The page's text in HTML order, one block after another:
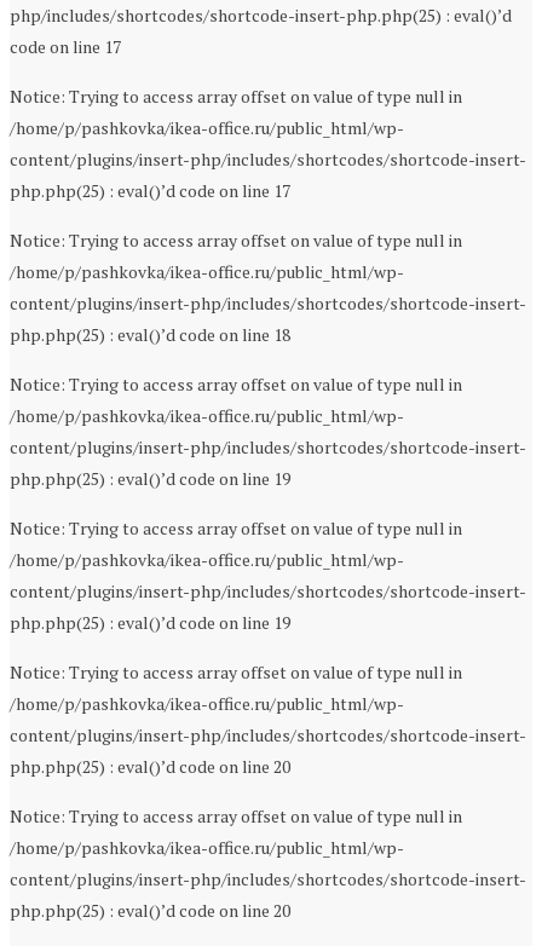
php/includes/shortcodes/shortcode-insert-php.php(25) : eval()’d
code on line 17
Notice: Trying to access array offset on value of type null in
/home/p/pashkovka/ikea-office.ru/public_html/wp-
content/plugins/insert-php/includes/shortcodes/shortcode-insert-
php.php(25) : eval()’d code on line 17
Notice: Trying to access array offset on value of type null in
/home/p/pashkovka/ikea-office.ru/public_html/wp-
content/plugins/insert-php/includes/shortcodes/shortcode-insert-
php.php(25) : eval()’d code on line 18
Notice: Trying to access array offset on value of type null in
/home/p/pashkovka/ikea-office.ru/public_html/wp-
content/plugins/insert-php/includes/shortcodes/shortcode-insert-
php.php(25) : eval()’d code on line 19
Notice: Trying to access array offset on value of type null in
/home/p/pashkovka/ikea-office.ru/public_html/wp-
content/plugins/insert-php/includes/shortcodes/shortcode-insert-
php.php(25) : eval()’d code on line 19
Notice: Trying to access array offset on value of type null in
/home/p/pashkovka/ikea-office.ru/public_html/wp-
content/plugins/insert-php/includes/shortcodes/shortcode-insert-
php.php(25) : eval()’d code on line 20
Notice: Trying to access array offset on value of type null in
/home/p/pashkovka/ikea-office.ru/public_html/wp-
content/plugins/insert-php/includes/shortcodes/shortcode-insert-
php.php(25) : eval()’d code on line 20